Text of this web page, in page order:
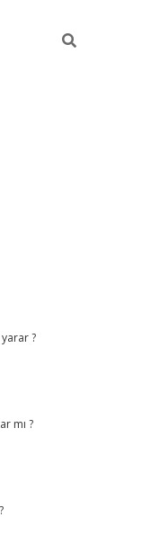
?
mı ?